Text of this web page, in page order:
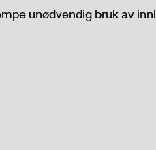
unødvendig bruk av